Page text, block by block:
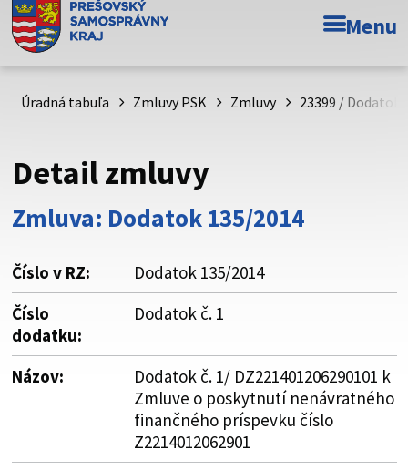
Doména psk.sk je oficiálna
Toto je oficiálna webová stránka Prešovského
psk.sk.
Buďte pozorní a vždy sa uistite, že zdieľate informácie iba
cez zabezpečenú webovú stránku. Zabezpečená stránka
vždy začína https:// pred názvom domény webového sídla.
Menu
Úradná tabuľa Zmluvy PSK Zmluvy 23399 / Dodatok
Detail zmluvy
Zmluva: Dodatok 135/2014
Číslo v RZ:
Dodatok 135/2014
Číslo
dodatku:
Dodatok č. 1
Názov:
Dodatok č. 1/ DZ221401206290101 k
Zmluve o poskytnutí nenávratného
finančného príspevku číslo
Z2214012062901